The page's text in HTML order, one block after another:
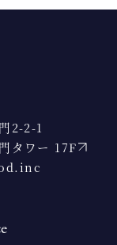
2-2-1
タワー 17F